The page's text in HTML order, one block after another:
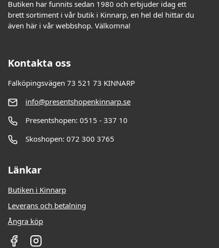
Butiken har funnits sedan 1980 och erbjuder idag ett
brett sortiment i vår butik i Kinnarp, en hel del hittar du
även här i vår webbshop. Välkomna!
Kontakta oss
Falköpingsvägen 73 521 73 KINNARP
info@presentshopenkinnarp.se
Presentshopen: 0515 - 337 10
Skoshopen: 072 300 3765
Länkar
Butiken i Kinnarp
Leverans och betalning
Ångra köp